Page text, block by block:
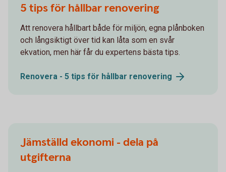
5 tips för hållbar renovering
Att renovera hållbart både för miljön, egna plånboken
och långsiktigt över tid kan låta som en svår
ekvation, men här får du expertens bästa tips.
Renovera - 5 tips för hållbar renovering
Jämställd ekonomi - dela på
utgifterna